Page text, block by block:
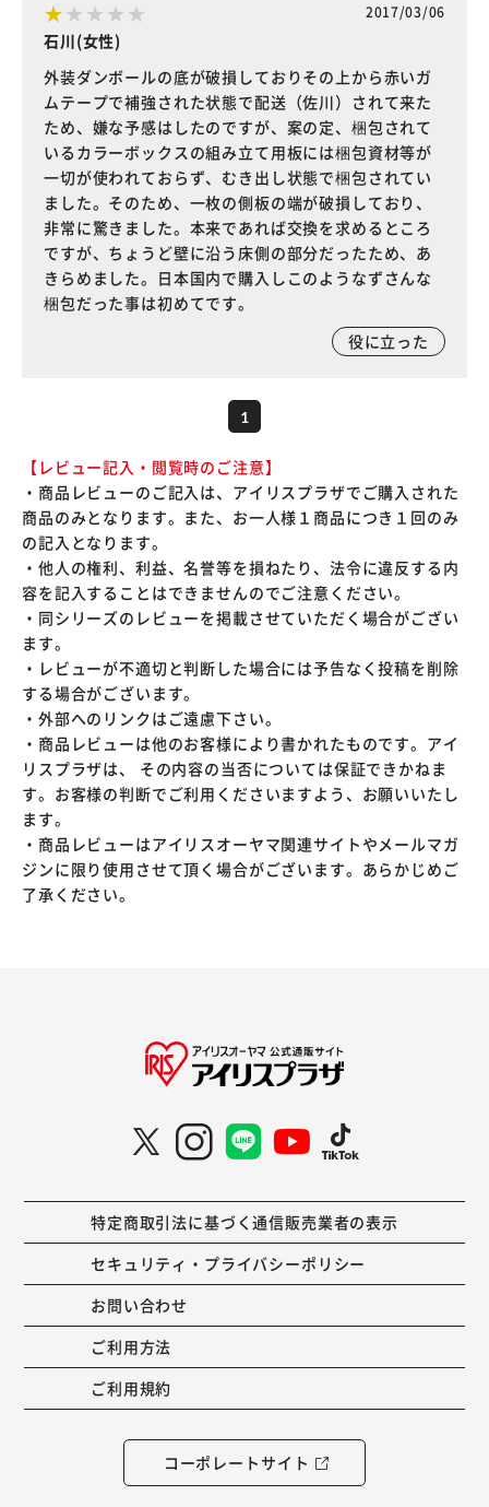
2017/03/06
石川(女性)
外装ダンボールの底が破損しておりその上から赤いガ
ムテープで補強された状態で配送（佐川）されて来た
ため、嫌な予感はしたのですが、案の定、梱包されて
いるカラーボックスの組み立て用板には梱包資材等が
一切が使われておらず、むき出し状態で梱包されてい
ました。そのため、一枚の側板の端が破損しており、
非常に驚きました。本来であれば交換を求めるところ
ですが、ちょうど壁に沿う床側の部分だったため、あ
きらめました。日本国内で購入しこのようなずさんな
梱包だった事は初めてです。
役に立った
1
【レビュー記入・閲覧時のご注意】
・商品レビューのご記入は、アイリスプラザでご購入された
商品のみとなります。また、お一人様１商品につき１回のみ
の記入となります。
・他人の権利、利益、名誉等を損ねたり、法令に違反する内
容を記入することはできませんのでご注意ください。
・同シリーズのレビューを掲載させていただく場合がござい
ます。
・レビューが不適切と判断した場合には予告なく投稿を削除
する場合がございます。
・外部へのリンクはご遠慮下さい。
・商品レビューは他のお客様により書かれたものです。アイ
リスプラザは、 その内容の当否については保証できかねま
す。お客様の判断でご利用くださいますよう、お願いいたし
ます。
・商品レビューはアイリスオーヤマ関連サイトやメールマガ
ジンに限り使用させて頂く場合がございます。あらかじめご
了承ください。
特定商取引法に基づく通信販売業者の表示
セキュリティ・プライバシーポリシー
お問い合わせ
ご利用方法
ご利用規約
コーポレートサイト